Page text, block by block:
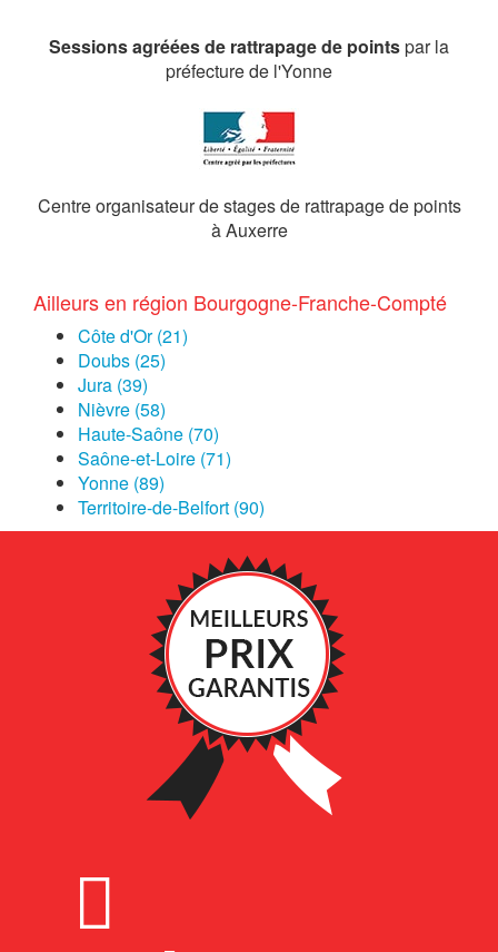
Sessions agréées de rattrapage de pointspar la
préfecture de l'Yonne
Centre organisateur de stages de rattrapage de points
à Auxerre
Ailleurs en région Bourgogne-Franche-Compté
Côte d'Or (21)
Doubs (25)
Jura (39)
Nièvre (58)
Haute-Saône (70)
Saône-et-Loire (71)
Yonne (89)
Territoire-de-Belfort (90)